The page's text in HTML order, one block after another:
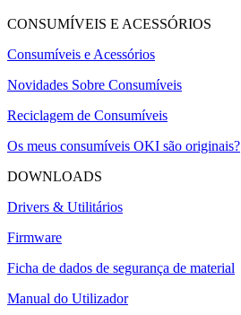
CONSUMÍVEIS E ACESSÓRIOS
Consumíveis e Acessórios
Novidades Sobre Consumíveis
Reciclagem de Consumíveis
Os meus consumíveis OKI são originais?
DOWNLOADS
Drivers & Utilitários
Firmware
Ficha de dados de segurança de material
Manual do Utilizador